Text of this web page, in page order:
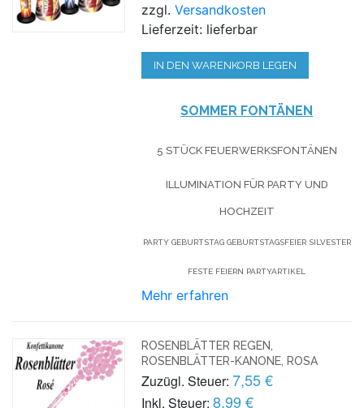
zzgl.Versandkosten
Lieferzeit: lieferbar
IN DEN WARENKORB LEGEN
SOMMER FONTÄNEN
5 STÜCK FEUERWERKSFONTÄNEN
ILLUMINATION FÜR PARTY UND
HOCHZEIT
PARTY GEBURTSTAG GEBURTSTAGSFEIER SILVESTER
FESTE FEIERN PARTYARTIKEL
Mehr erfahren
ROSENBLÄTTER REGEN,
ROSENBLÄTTER-KANONE, ROSA
Zuzügl. Steuer: 7,55 €
Inkl. Steuer: 8,99 €